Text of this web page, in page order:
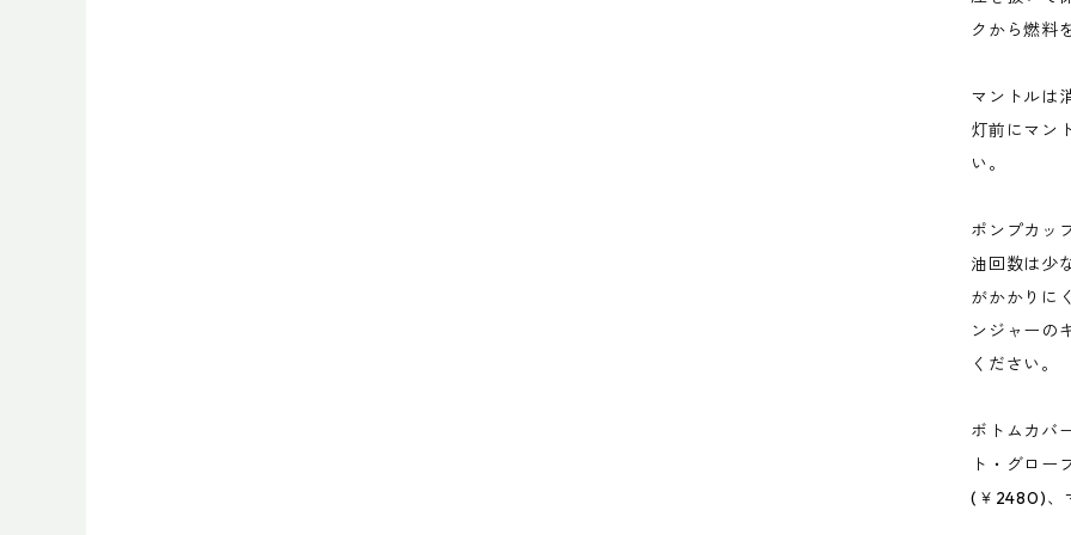
クから燃料
マントルは
灯前にマン
い。
ポンプカッ
油回数は少
がかかりに
ンジャーの
ください。
ボトムカバ
ト・グロ
(￥2480)、